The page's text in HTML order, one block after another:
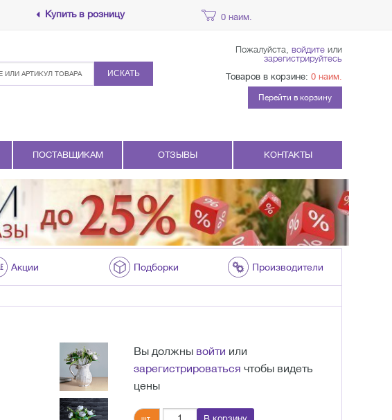
Купить в розницу 0 наим.
ИСКАТЬ
Пожалуйста, войдите или
зарегистрируйтесь
Товаров в корзине: 0 наим.
Перейти в корзину
ПОСТАВЩИКАМ ОТЗЫВЫ КОНТАКТЫ
Акции Подборки Производители
Вы должны войти или
зарегистрироваться чтобы видеть
цены
шт.